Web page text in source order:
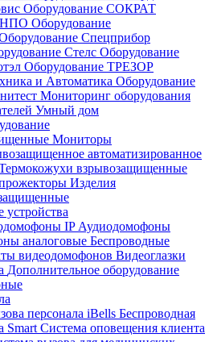
Оборудование СОКРАТ
НПО Оборудование
Спецприбор
Стелс Оборудование
Оборудование ТРЕЗОР
и Автоматика Оборудование
Мониторинг оборудования
Умный дом
Мониторы
автоматизированное
взрывозащищенные
Изделия
IP Аудиодомофоны
аналоговые Беспроводные
видеодомофонов Видеоглазки
Дополнительное оборудование
персонала iBells Беспроводная
Smart Система оповещения клиента